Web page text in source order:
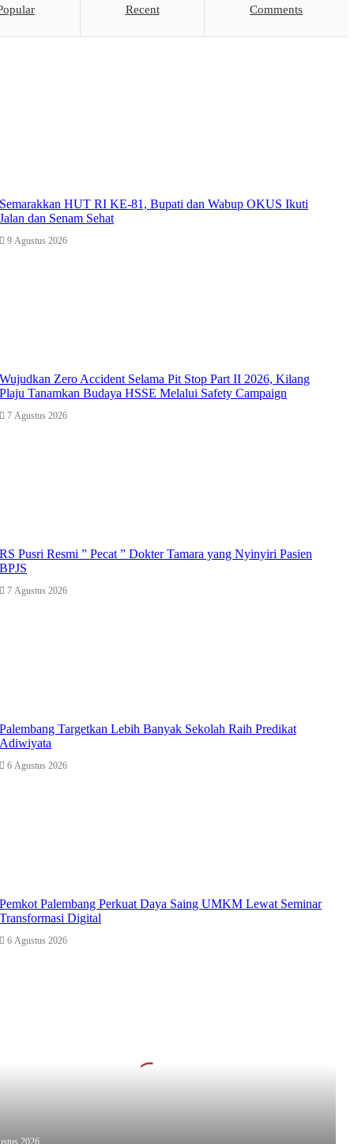
Recent Comments
Semarakkan HUT RI KE-81, Bupati dan Wabup OKUS Ikuti
Jalan dan Senam Sehat
9 Agustus 2026
Wujudkan Zero Accident Selama Pit Stop Part II 2026, Kilang
Plaju Tanamkan Budaya HSSE Melalui Safety Campaign
7 Agustus 2026
RS Pusri Resmi ” Pecat ” Dokter Tamara yang Nyinyiri Pasien
BPJS
7 Agustus 2026
Palembang Targetkan Lebih Banyak Sekolah Raih Predikat
Adiwiyata
6 Agustus 2026
Pemkot Palembang Perkuat Daya Saing UMKM Lewat Seminar
Transformasi Digital
6 Agustus 2026